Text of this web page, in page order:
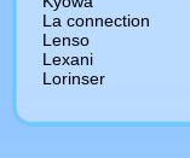
La connection
Lenso
Lexani
Lorinser